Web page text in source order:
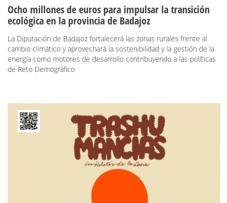
Ocho millones de euros para impulsar la transición
ecológica en la provincia de Badajoz
La Diputación de Badajoz fortalecerá las zonas rurales frente al
cambio climático y aprovechará la sostenibilidad y la gestión de la
energía como motores de desarrollo contribuyendo a las políticas
de Reto Demográfico